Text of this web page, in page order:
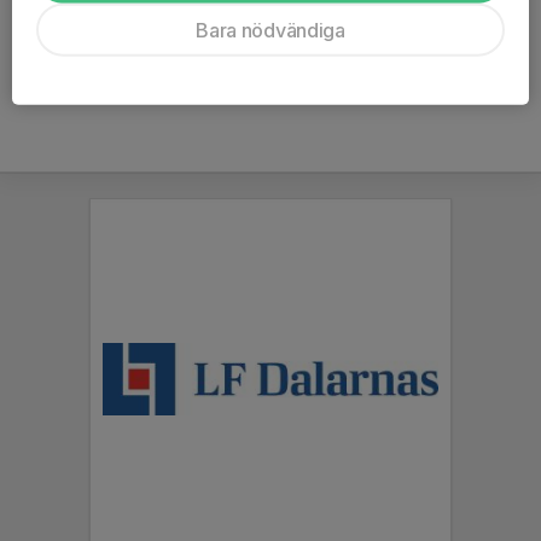
Bara nödvändiga